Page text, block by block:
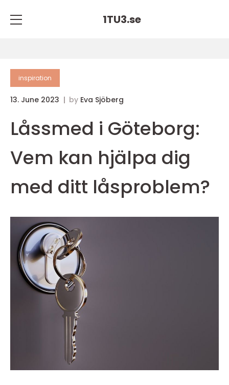
1TU3.se
inspiration
13. June 2023 by Eva Sjöberg
Låssmed i Göteborg:
Vem kan hjälpa dig
med ditt låsproblem?